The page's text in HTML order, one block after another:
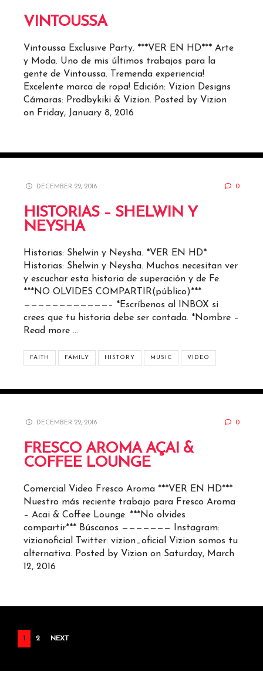
VINTOUSSA
Vintoussa Exclusive Party. ***VER EN HD*** Arte
y Moda. Uno de mis últimos trabajos para la
gente de Vintoussa. Tremenda experiencia!
Excelente marca de ropa! Edición: Vizion Designs
Cámaras: Prodbykiki & Vizion. Posted by Vizion
on Friday, January 8, 2016
DECEMBER 22, 2016 0
HISTORIAS – SHELWIN Y
NEYSHA
Historias: Shelwin y Neysha. *VER EN HD*
Historias: Shelwin y Neysha. Muchos necesitan ver
y escuchar esta historia de superación y de Fe.
***NO OLVIDES COMPARTIR(público)***
————————————– *Escríbenos al INBOX si
crees que tu historia debe ser contada. *Nombre –
Read more …
FAITH FAMILY HISTORY MUSIC VIDEO
DECEMBER 22, 2016 0
FRESCO AROMA AÇAI &
COFFEE LOUNGE
Comercial Video Fresco Aroma ***VER EN HD***
Nuestro más reciente trabajo para Fresco Aroma
– Acai & Coffee Lounge. ***No olvides
compartir*** Búscanos ——————— Instagram:
vizionoficial Twitter: vizion_oficial Vizion somos tu
alternativa. Posted by Vizion on Saturday, March
12, 2016
POSTS
PAGINATION
2 NEXT